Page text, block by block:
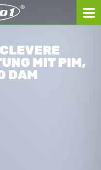
MIT PIM,
DAM